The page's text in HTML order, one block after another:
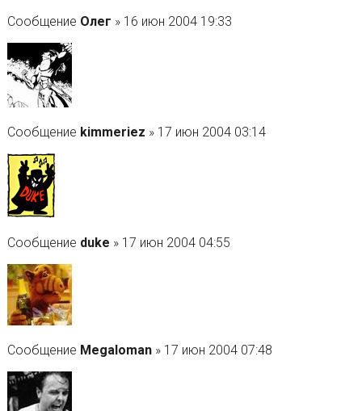
Сообщение Олег » 16 июн 2004 19:33
Сообщение kimmeriez » 17 июн 2004 03:14
Сообщение duke » 17 июн 2004 04:55
Сообщение Megaloman» 17 июн 2004 07:48